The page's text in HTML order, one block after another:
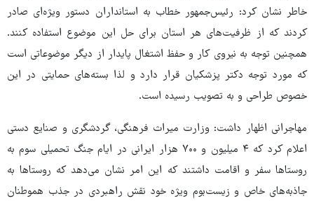
خاطر نشان کرد: رئیس‌جمهور خطاب به استانداران دستور ویژه‌ای صادر
کردند که از ظرفیت‌های هر استان برای حل این موضوع استفاده کنند.
همچنین توجه به نیروی کار و حفظ اشتغال پایدار از دیگر موضوعاتی است
که مورد توجه دکتر پزشکیان قرار دارد و لذا بسته‌های حمایتی در این
خصوص طراحی و به تصویب رسیده است.
مهاجرانی اظهار داشت: وزارت میراث فرهنگی، گردشگری و صنایع دستی
اعلام کرد که ۴ میلیون و ۷۰۰ هزار ایرانی در ایام جنگ تحمیلی سوم به
روستاها سفر و اقامت داشتند که این امر نشان می‌دهد که روستاها به
جاذبه‌های خاص و زیست‌بوم ویژه خود نقش راهبردی در جذب هموطنان